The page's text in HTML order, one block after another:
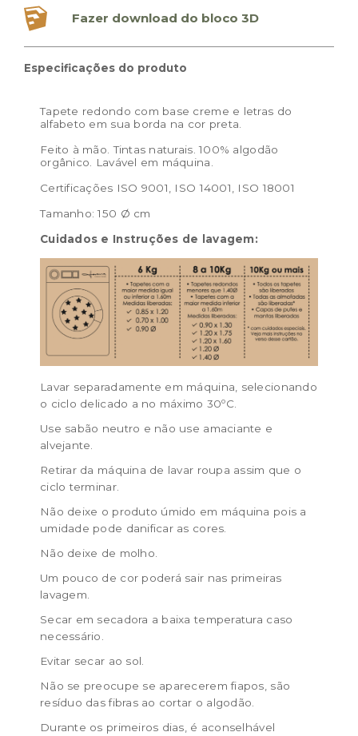
Materiais:
Peso:
Fazer download do bloco 3D
Especificações do produto
Tapete redondo com base creme e letras do
alfabeto em sua borda na cor preta.
Feito à mão. Tintas naturais. 100% algodão
orgânico. Lavável em máquina.
Certificações ISO 9001, ISO 14001, ISO 18001
Tamanho: 150 Ø cm
Cuidados e Instruções de lavagem:
Lavar separadamente em máquina, selecionando
o ciclo delicado a no máximo 30ºC.
Use sabão neutro e não use amaciante e
alvejante.
Retirar da máquina de lavar roupa assim que o
ciclo terminar.
Não deixe o produto úmido em máquina pois a
umidade pode danificar as cores.
Não deixe de molho.
Um pouco de cor poderá sair nas primeiras
lavagem.
Secar em secadora a baixa temperatura caso
necessário.
Evitar secar ao sol.
Não se preocupe se aparecerem fiapos, são
resíduo das fibras ao cortar o algodão.
Durante os primeiros dias, é aconselhável